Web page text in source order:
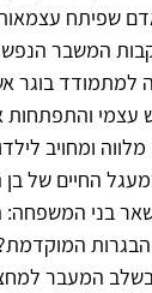
שפיתח
המשבר הנפשי
למתמודד בוגר
עצמי והתפתחות
ומחויב
החיים של
בני
בשלב המעבר